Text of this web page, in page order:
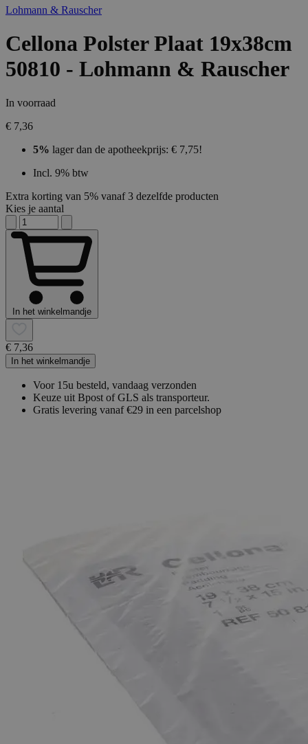
Lohmann & Rauscher
Cellona Polster Plaat 19x38cm
50810 - Lohmann & Rauscher
In voorraad
€ 7,36
5% lager dan de apotheekprijs: € 7,75!
Incl. 9% btw
Extra korting van 5% vanaf 3 dezelfde producten
Kies je aantal
In het winkelmandje
€ 7,36
In het winkelmandje
Voor 15u besteld, vandaag verzonden
Keuze uit Bpost of GLS als transporteur.
Gratis levering vanaf €29 in een parcelshop